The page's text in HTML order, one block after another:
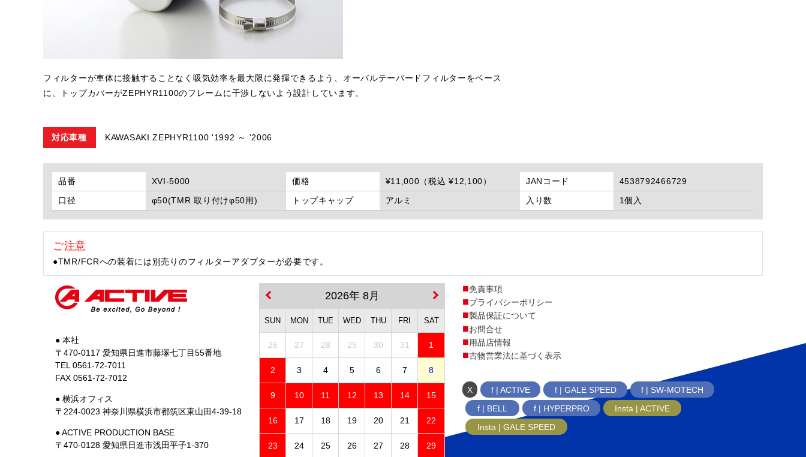
フィルターが車体に接触することなく吸気効率を最大限に発揮できるよう、オーバルテーパードフィルターをベース
に、トップカバーがZEPHYR1100のフレームに干渉しないよう設計しています。
対応車種 KAWASAKI ZEPHYR1100 '1992 ～ '2006
品番 XVI-5000 価格 ¥11,000（税込 ¥12,100） JANコード
4538792466729
口径
φ50(TMR 取り付けφ50用) トップキャップ アルミ 入り数 1個入
ご注意
●TMR/FCRへの装着には別売りのフィルターアダプターが必要です。
● 本社
〒470-0117 愛知県日進市藤塚七丁目55番地
TEL 0561-72-7011
FAX 0561-72-7012
● 横浜オフィス
〒224-0023 神奈川県横浜市都筑区東山田4-39-18
● ACTIVE PRODUCTION BASE
〒470-0128 愛知県日進市浅田平子1-370
2026年 8月
SUN MON TUE WED THU FRI SAT
26 27 28 29 30 31 1
2 3 4 5 6 7 8
9 10 11 12 13 14 15
16 17 18 19 20 21 22
23 24 25 26 27 28 29
免責事項
プライバシーポリシー
製品保証について
お問合せ
用品店情報
古物営業法に基づく表示
X f | ACTIVE f | GALE SPEED
f | SW-MOTECH
f | BELL
f | HYPERPRO
Insta | ACTIVE
Insta | GALE SPEED